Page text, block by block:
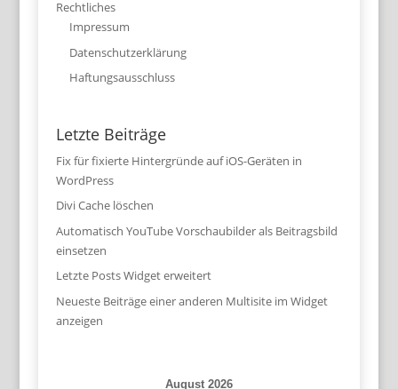
Rechtliches
Impressum
Datenschutzerklärung
Haftungsausschluss
Letzte Beiträge
Fix für fixierte Hintergründe auf iOS-Geräten in
WordPress
Divi Cache löschen
Automatisch YouTube Vorschaubilder als Beitragsbild
einsetzen
Letzte Posts Widget erweitert
Neueste Beiträge einer anderen Multisite im Widget
anzeigen
August 2026